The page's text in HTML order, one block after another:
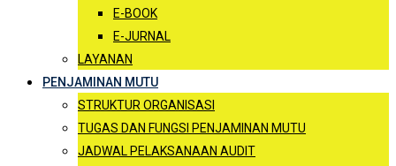
E-BOOK
E-JURNAL
LAYANAN
PENJAMINAN MUTU
STRUKTUR ORGANISASI
TUGAS DAN FUNGSI PENJAMINAN MUTU
JADWAL PELAKSANAAN AUDIT